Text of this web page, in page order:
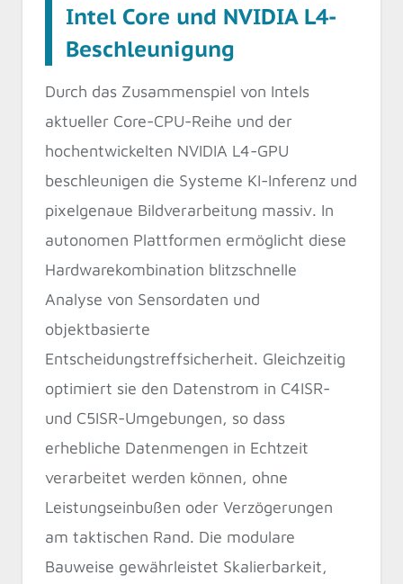
Intel Core und NVIDIA L4-
Beschleunigung
Durch das Zusammenspiel von Intels
aktueller Core-CPU-Reihe und der
hochentwickelten NVIDIA L4-GPU
beschleunigen die Systeme KI-Inferenz und
pixelgenaue Bildverarbeitung massiv. In
autonomen Plattformen ermöglicht diese
Hardwarekombination blitzschnelle
Analyse von Sensordaten und
objektbasierte
Entscheidungstreffsicherheit. Gleichzeitig
optimiert sie den Datenstrom in C4ISR-
und C5ISR-Umgebungen, so dass
erhebliche Datenmengen in Echtzeit
verarbeitet werden können, ohne
Leistungseinbußen oder Verzögerungen
am taktischen Rand. Die modulare
Bauweise gewährleistet Skalierbarkeit,